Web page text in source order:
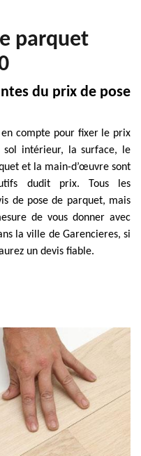
parquet
du prix de pose
compte pour fixer le prix
sol intérieur, la surface, le
et la main-d’œuvre sont
dudit prix. Tous les
de pose de parquet, mais
de vous donner avec
la ville de Garencieres, si
un devis fiable.